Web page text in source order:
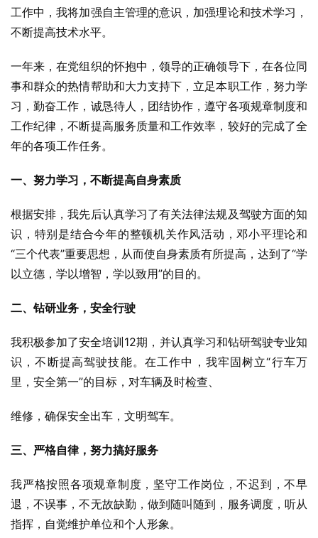
工作中，我将加强自主管理的意识，加强理论和技术学习，
不断提高技术水平。
一年来，在党组织的怀抱中，领导的正确领导下，在各位同
事和群众的热情帮助和大力支持下，立足本职工作，努力学
习，勤奋工作，诚恳待人，团结协作，遵守各项规章制度和
工作纪律，不断提高服务质量和工作效率，较好的完成了全
年的各项工作任务。
一、努力学习，不断提高自身素质
根据安排，我先后认真学习了有关法律法规及驾驶方面的知
识，特别是结合今年的整顿机关作风活动，邓小平理论和
“三个代表”重要思想，从而使自身素质有所提高，达到了“学
以立德，学以增智，学以致用”的目的。
二、钻研业务，安全行驶
我积极参加了安全培训12期，并认真学习和钻研驾驶专业知
识，不断提高驾驶技能。在工作中，我牢固树立“行车万
里，安全第一”的目标，对车辆及时检查、
维修，确保安全出车，文明驾车。
三、严格自律，努力搞好服务
我严格按照各项规章制度，坚守工作岗位，不迟到，不早
退，不误事，不无故缺勤，做到随叫随到，服务调度，听从
指挥，自觉维护单位和个人形象。